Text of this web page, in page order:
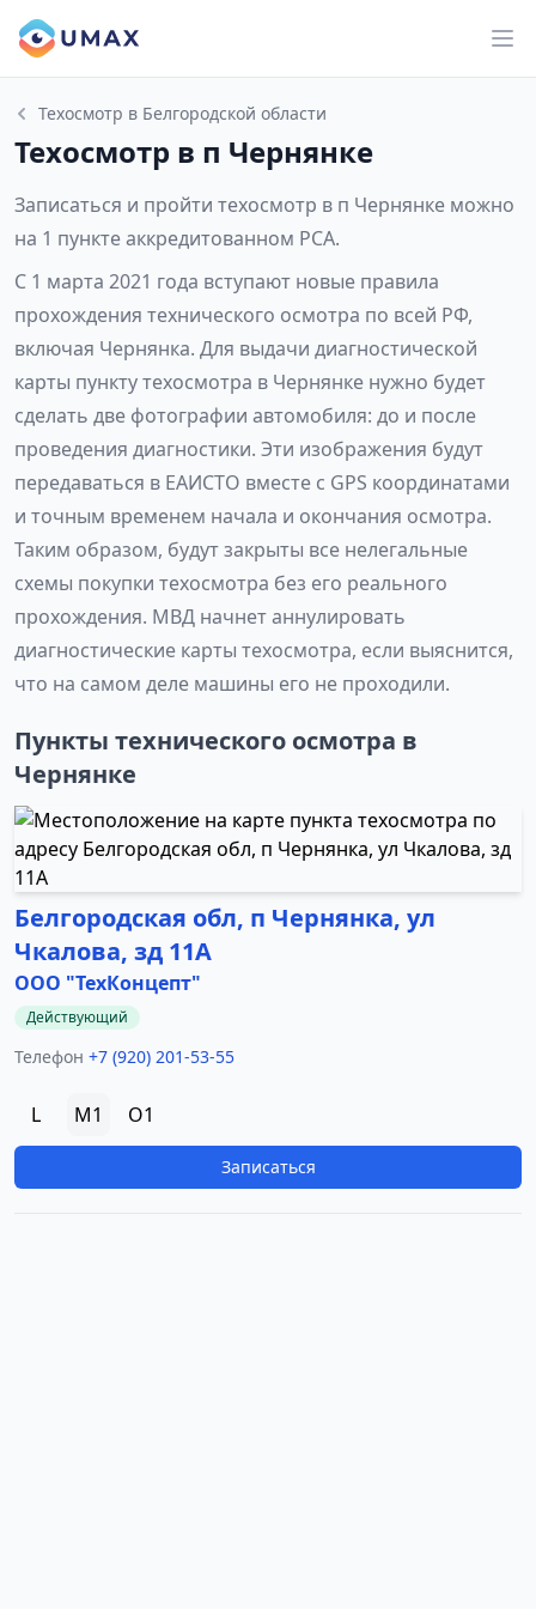
Техосмотр в Белгородской области
Техосмотр в п Чернянке
Записаться и пройти техосмотр в п Чернянке можно
на 1 пункте аккредитованном РСА.
С 1 марта 2021 года вступают новые правила
прохождения технического осмотра по всей РФ,
включая Чернянка. Для выдачи диагностической
карты пункту техосмотра в Чернянке нужно будет
сделать две фотографии автомобиля: до и после
проведения диагностики. Эти изображения будут
передаваться в ЕАИСТО вместе с GPS координатами
и точным временем начала и окончания осмотра.
Таким образом, будут закрыты все нелегальные
схемы покупки техосмотра без его реального
прохождения. МВД начнет аннулировать
диагностические карты техосмотра, если выяснится,
что на самом деле машины его не проходили.
Пункты технического осмотра в
Чернянке
Белгородская обл, п Чернянка, ул
Чкалова, зд 11А
ООО "ТехКонцепт"
Действующий
Телефон +7 (920) 201-53-55
L M1 O1
Записаться